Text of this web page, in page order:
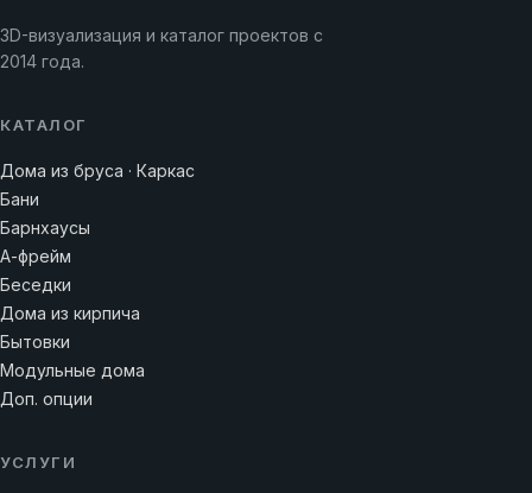
3D-визуализация и каталог проектов с
2014 года.
КАТАЛОГ
Дома из бруса · Каркас
Бани
Барнхаусы
А-фрейм
Беседки
Дома из кирпича
Бытовки
Модульные дома
Доп. опции
УСЛУГИ